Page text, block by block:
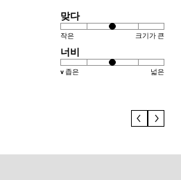
맞다
작은 크기가 큰
너비
v 좁은 넓은